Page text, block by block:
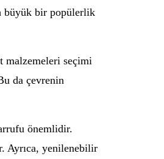
büyük bir popülerlik
malzemeleri seçimi
da çevrenin
önemlidir.
Ayrıca, yenilenebilir